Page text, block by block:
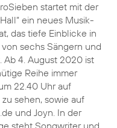
startet mit der
ein neues Musik-
das tiefe Einblicke in
sechs Sängern und
Ab 4. August 2020 ist
Reihe immer
22.40 Uhr auf
sehen, sowie auf
und Joyn. In der
steht Songwriter und